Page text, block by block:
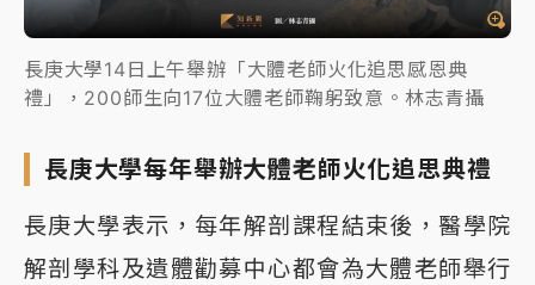
長庚大學14日上午舉辦「大體老師火化追思感恩典
禮」，200師生向17位大體老師鞠躬致意。林志青攝
長庚大學每年舉辦大體老師火化追思典禮
長庚大學表示，每年解剖課程結束後，醫學院
解剖學科及遺體勸募中心都會為大體老師舉行